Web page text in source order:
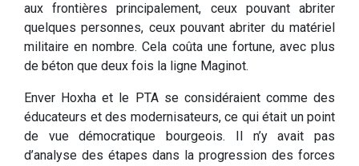
aux frontières principalement, ceux pouvant abriter
quelques personnes, ceux pouvant abriter du matériel
militaire en nombre. Cela coûta une fortune, avec plus
de béton que deux fois la ligne Maginot.
Enver Hoxha et le PTA se considéraient comme des
éducateurs et des modernisateurs, ce qui était un point
de vue démocratique bourgeois. Il n’y avait pas
d’analyse des étapes dans la progression des forces